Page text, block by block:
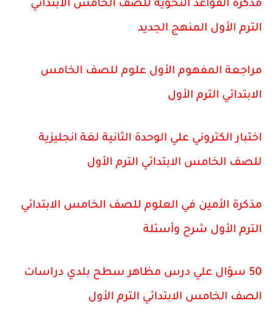
مذكرة القواعد النحوية للصف الخامس الابتدائي
الترم الأول المنهج الجديد
مراجعة المفهوم الأول علوم للصف الخامس
الابتدائي الترم الأول
اختبار الكتروني علي الوحدة الثانية لغة انجليزية
للصف الخامس الابتدائي الترم الأول
مذكرة الأمين في العلوم للصف الخامس الابتدائي
الترم الأول شرح وأسئلة
50 سؤال علي درس مظاهر سطح بلدي دراسات
الصف الخامس الابتدائي الترم الأول